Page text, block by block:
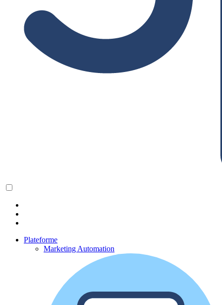
Plateforme
Marketing Automation